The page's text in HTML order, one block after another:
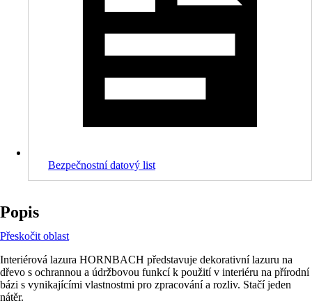
Bezpečnostní datový list
Popis
Přeskočit oblast
Interiérová lazura HORNBACH představuje dekorativní lazuru na
dřevo s ochrannou a údržbovou funkcí k použití v interiéru na přírodní
bázi s vynikajícími vlastnostmi pro zpracování a rozliv. Stačí jeden
nátěr.